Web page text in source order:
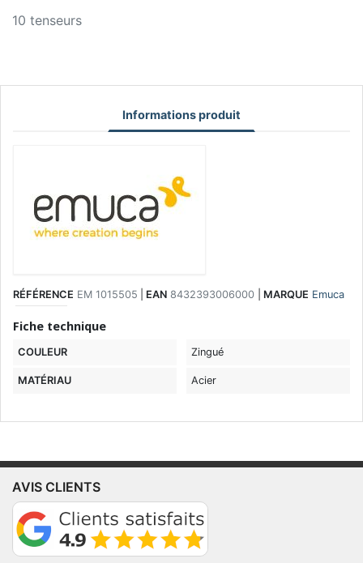
10 tenseurs
Informations produit
RÉFÉRENCE EM 1015505 EAN 8432393006000 MARQUE Emuca
Fiche technique
COULEUR Zingué
MATÉRIAU Acier
AVIS CLIENTS